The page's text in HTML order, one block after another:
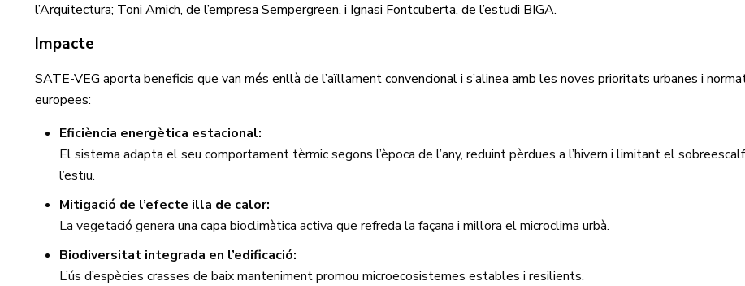
l’Arquitectura; Toni Amich, de l’empresa Sempergreen, i Ignasi Fontcuberta, de l’estudi BIGA.
Impacte
SATE-VEG aporta beneficis que van més enllà de l’aïllament convencional i s’alinea amb les noves prioritats urbanes i
europees:
Eficiència energètica estacional:
El sistema adapta el seu comportament tèrmic segons l’època de l’any, reduint pèrdues a l’hivern i limitant el
l’estiu.
Mitigació de l’efecte illa de calor:
La vegetació genera una capa bioclimàtica activa que refreda la façana i millora el microclima urbà.
Biodiversitat integrada en l’edificació:
L’ús d’espècies crasses de baix manteniment promou microecosistemes estables i resilients.